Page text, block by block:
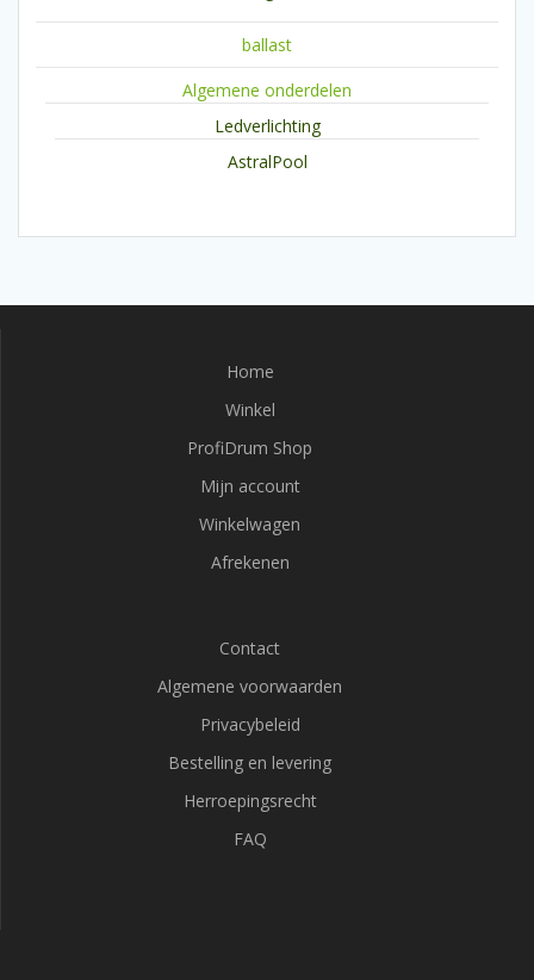
ballast
Algemene onderdelen
Ledverlichting
AstralPool
Home
Winkel
ProfiDrum Shop
Mijn account
Winkelwagen
Afrekenen
Contact
Algemene voorwaarden
Privacybeleid
Bestelling en levering
Herroepingsrecht
FAQ